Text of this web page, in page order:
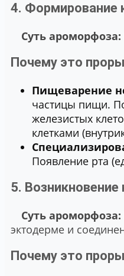
4. Формирование
Суть ароморфоза:
Почему это
Пищеварение
частицы пищи.
железистых
клетками
Появление рта
5.
Суть ароморфоза:
эктодерме и
Почему это